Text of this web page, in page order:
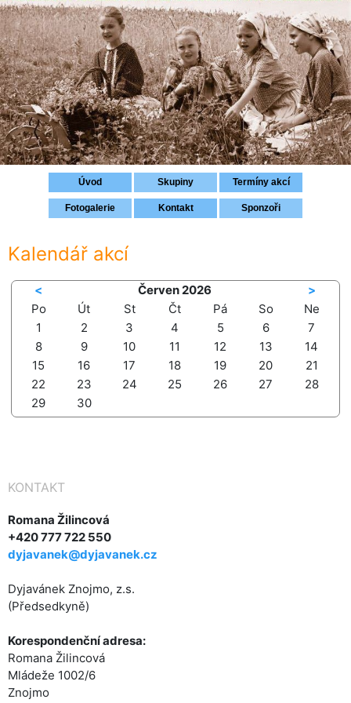
Přihlášení
Úvod Skupiny Termíny akcí
Fotogalerie Kontakt Sponzoři
Kalendář akcí
< Červen 2026
>
Po
Út St Čt Pá So
Ne
1
2 3 4 5 6
7
8
9 10 11 12 13
14
15
16 17 18 19 20
21
22
23 24 25 26 27
28
29
30
KONTAKT
Romana Žilincová
+420 777 722 550
dyjavanek@dyjavanek.cz
Dyjavánek Znojmo, z.s.
(Předsedkyně)
Korespondenční adresa:
Romana Žilincová
Mládeže 1002/6
Znojmo